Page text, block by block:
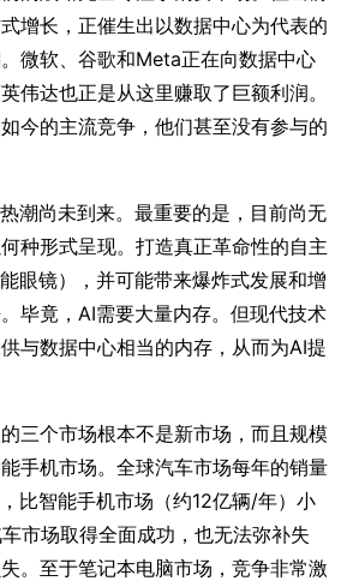
增长，正催生出以数据中心为代表的
微软、谷歌和Meta正在向数据中心
伟达也正是从这里赚取了巨额利润。
今的主流竞争，他们甚至没有参与的
潮尚未到来。最重要的是，目前尚无
种形式呈现。打造真正革命性的自主
眼镜），并可能带来爆炸式发展和增
毕竟，AI需要大量内存。但现代技术
与数据中心相当的内存，从而为AI提
三个市场根本不是新市场，而且规模
手机市场。全球汽车市场每年的销量
比智能手机市场（约12亿辆/年）小
市场取得全面成功，也无法弥补失
。至于笔记本电脑市场，竞争非常激